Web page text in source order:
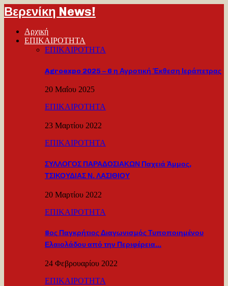
Βερενίκη News!
Αρχική
ΕΠΙΚΑΙΡΟΤΗΤΑ
ΕΠΙΚΑΙΡΟΤΗΤΑ
Agroexpo 2025 – 6 η Αγροτική Έκθεση Ιεράπετρας
20 Μαΐου 2025
ΕΠΙΚΑΙΡΟΤΗΤΑ
23 Μαρτίου 2022
ΕΠΙΚΑΙΡΟΤΗΤΑ
ΣΥΛΛΟΓΟΣ ΠΑΡΑΔΟΣΙΑΚΩΝ Παχειά Άμμος,
ΤΣΙΚΟΥΔΙΑΣ Ν. ΛΑΣΙΘΙΟΥ
20 Μαρτίου 2022
ΕΠΙΚΑΙΡΟΤΗΤΑ
8ος Παγκρήτιος Διαγωνισμός Τυποποιημένου
Ελαιολάδου από την Περιφέρεια…
24 Φεβρουαρίου 2022
ΕΠΙΚΑΙΡΟΤΗΤΑ